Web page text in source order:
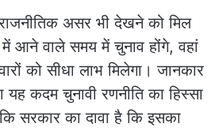
असर भी देखने को मिल
आने वाले समय में चुनाव होंगे, वहां
को सीधा लाभ मिलेगा। जानकार
कदम चुनावी रणनीति का हिस्सा
सरकार का दावा है कि इसका